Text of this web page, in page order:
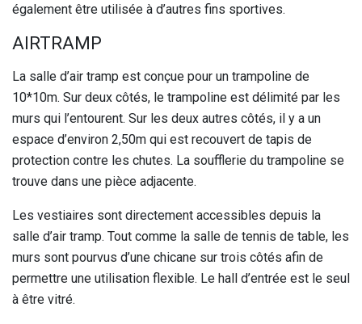
également être utilisée à d’autres fins sportives.
AIRTRAMP
La salle d’air tramp est conçue pour un trampoline de
10*10m. Sur deux côtés, le trampoline est délimité par les
murs qui l’entourent. Sur les deux autres côtés, il y a un
espace d’environ 2,50m qui est recouvert de tapis de
protection contre les chutes. La soufflerie du trampoline se
trouve dans une pièce adjacente.
Les vestiaires sont directement accessibles depuis la
salle d’air tramp. Tout comme la salle de tennis de table, les
murs sont pourvus d’une chicane sur trois côtés afin de
permettre une utilisation flexible. Le hall d’entrée est le seul
à être vitré.